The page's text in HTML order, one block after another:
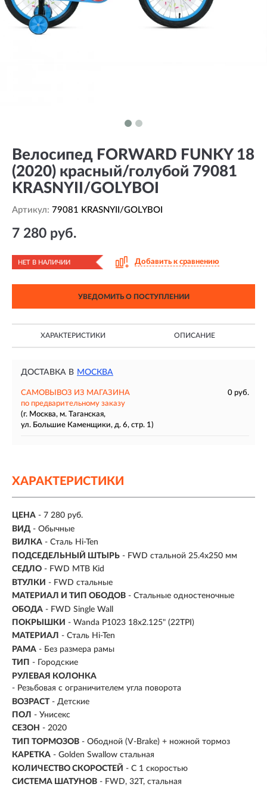
Велосипед FORWARD FUNKY 18
(2020) красный/голубой 79081
KRASNYII/GOLYBOI
Артикул: 79081 KRASNYII/GOLYBOI
7 280 руб.
НЕТ В НАЛИЧИИ Добавить к сравнению
УВЕДОМИТЬ О ПОСТУПЛЕНИИ
ХАРАКТЕРИСТИКИ ОПИСАНИЕ
ДОСТАВКА В МОСКВА
САМОВЫВОЗ ИЗ МАГАЗИНА
0 руб.
по предварительному заказу
(г. Москва, м. Таганская,
ул. Большие Каменщики, д. 6, стр. 1)
ХАРАКТЕРИСТИКИ
ЦЕНА - 7 280 руб.
ВИД - Обычные
ВИЛКА - Сталь Hi-Ten
ПОДСЕДЕЛЬНЫЙ ШТЫРЬ - FWD стальной 25.4x250 мм
СЕДЛО - FWD MTB Kid
ВТУЛКИ - FWD стальные
МАТЕРИАЛ И ТИП ОБОДОВ - Стальные одностеночные
ОБОДА - FWD Single Wall
ПОКРЫШКИ - Wanda P1023 18x2.125" (22TPI)
МАТЕРИАЛ - Сталь Hi-Ten
РАМА - Без размера рамы
ТИП -
Городские
РУЛЕВАЯ КОЛОНКА
- Резьбовая с ограничителем угла поворота
ВОЗРАСТ - Детские
ПОЛ - Унисекс
СЕЗОН - 2020
ТИП ТОРМОЗОВ - Ободной (V-Brake) + ножной тормоз
КАРЕТКА - Golden Swallow стальная
КОЛИЧЕСТВО СКОРОСТЕЙ - С 1 скоростью
СИСТЕМА ШАТУНОВ - FWD, 32T, cтальная